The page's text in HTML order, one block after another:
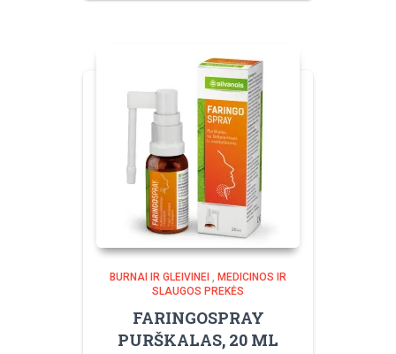
BURNAI IR GLEIVINEI , MEDICINOS IR
SLAUGOS PREKĖS
FARINGOSPRAY
PURŠKALAS, 20 ML